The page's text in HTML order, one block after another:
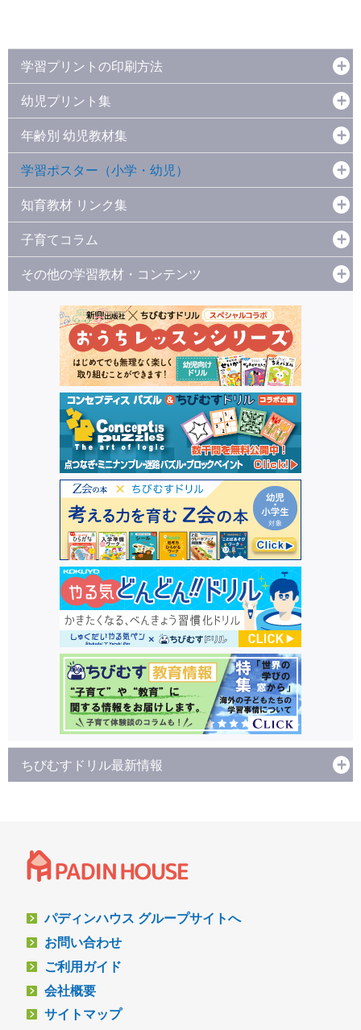
学習プリントの印刷方法
幼児プリント集
年齢別 幼児教材集
学習ポスター（小学・幼児）
知育教材 リンク集
子育てコラム
その他の学習教材・コンテンツ
ちびむすドリル最新情報
パディンハウス グループサイトへ
お問い合わせ
ご利用ガイド
会社概要
サイトマップ